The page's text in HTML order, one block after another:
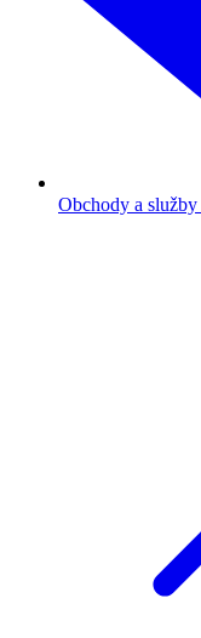
Obchody a služby